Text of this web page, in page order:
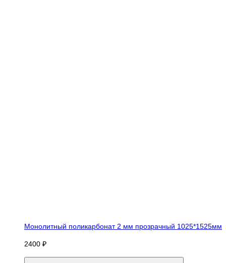
Монолитный поликарбонат 2 мм прозрачный 1025*1525мм
2400 ₽